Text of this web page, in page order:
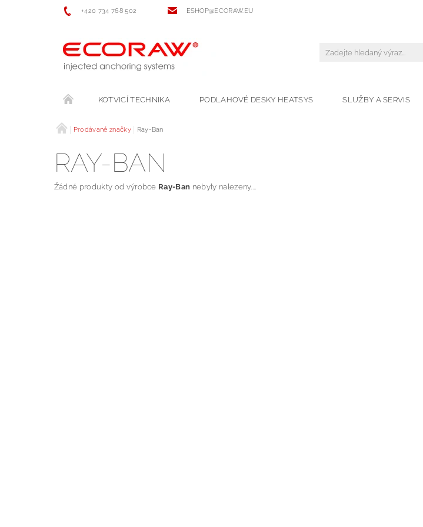
+420 734 768 502 ESHOP@ECORAW.EU
KOTVICÍ TECHNIKA PODLAHOVÉ DESKY HEATSYS SLUŽBY A SERVIS
Prodávané značky Ray-Ban
RAY-BAN
Žádné produkty od výrobce Ray-Ban nebyly nalezeny....